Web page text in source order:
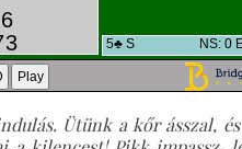
Ütünk a kőr ásszal,